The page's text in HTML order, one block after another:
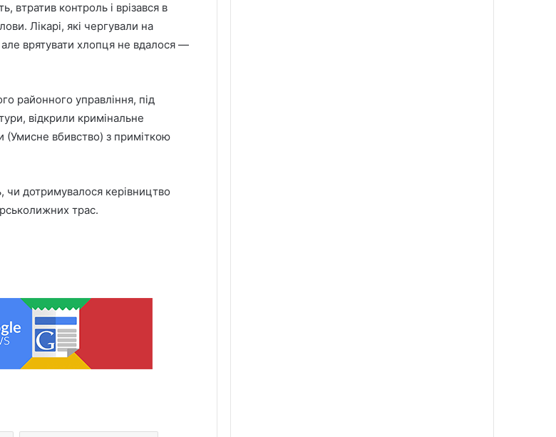
втратив контроль і врізався в
Лікарі, які чергували на
врятувати хлопця не вдалося —
районного управління, під
відкрили кримінальне
(Умисне вбивство) з приміткою
чи дотримувалося керівництво
трас.
У Яворові та околицях тимчасово
перекриють рух через чемпіонат
України з велоспорту
Загибель Романа Гука з Добрянів